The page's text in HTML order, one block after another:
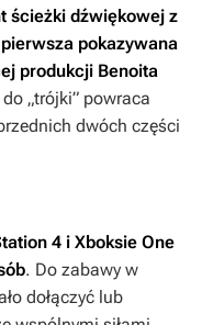
ścieżki dźwiękowej z
pokazywana
produkcji Benoita
„trójki” powraca
dwóch części
4 i Xboksie One
. Do zabawy w
dołączyć lub